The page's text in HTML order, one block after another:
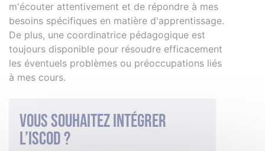
m'écouter attentivement et de répondre à mes
besoins spécifiques en matière d'apprentissage.
De plus, une coordinatrice pédagogique est
toujours disponible pour résoudre efficacement
les éventuels problèmes ou préoccupations liés
à mes cours.
Vous souhaitez intégrer
l’iscod ?